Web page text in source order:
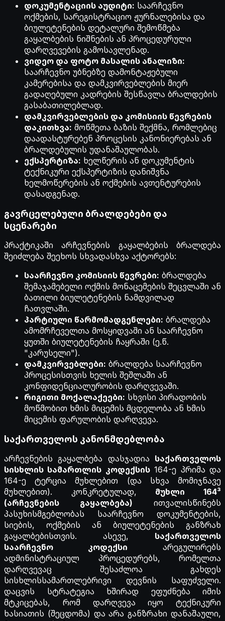
დოკუმენტაციის აუდიტი: საარჩევნო
ოქმების, სარეგისტრაციო ჟურნალებისა და
ბიულეტენების დეტალური შემოწმება
გაყალბების ნიშნების ან პროცედურული
დარღვევების გამოსავლენად.
ვიდეო და ფოტო მასალის ანალიზი:
საარჩევნო უბნებზე დამონტაჟებული
კამერებისა და დამკვირვებლების მიერ
გადაღებული კადრების შესწავლა ბრალდების
გასაბათილებლად.
დამკვირვებლების და კომისიის წევრების
დაკითხვა: მოწმეთა ბაზის შექმნა, რომლებიც
დაადასტურებენ პროცესის კანონიერებას ან
ბრალდებულის უდანაშაულობას.
ექსპერტიზა: ხელწერის ან დოკუმენტის
ტექნიკური ექსპერტიზის დანიშვნა
ხელმოწერების ან ოქმების ავთენტურების
დასადგენად.
გავრცელებული ბრალდებები და
სცენარები
პრაქტიკაში არჩევნების გაყალბების ბრალდება
შეიძლება შეეხოს სხვადასხვა აქტორებს:
საარჩევნო კომისიის წევრები: ბრალდება
შემაჯამებელი ოქმის მონაცემების შეცვლაში ან
ბათილი ბიულეტენების ნამდვილად
ჩათვლაში.
პარტიული წარმომადგენლები: ბრალდება
ამომრჩეველთა მოსყიდვაში ან საარჩევნო
ყუთში ბიულეტენების ჩაყრაში (ე.წ.
"კარუსელი").
დამკვირვებლები: ბრალდება საარჩევნო
პროცესისთვის ხელის შეშლაში ან
კონფიდენციალურობის დარღვევაში.
რიგითი მოქალაქეები: სხვისი პირადობის
მოწმობით ხმის მიცემის მცდელობა ან ხმის
მიცემის ფარულობის დარღვევა.
საქართველოს კანონმდებლობა
არჩევნების გაყალბება დასჯადია საქართველოს
სისხლის სამართლის კოდექსის164-ე პრიმა და
164-ე ტერცია მუხლებით (და სხვა მომიჯნავე
მუხლებით). კონკრეტულად, მუხლი 164³
(არჩევნების გაყალბება) ითვალისწინებს
პასუხისმგებლობას საარჩევნო დოკუმენტების,
სიების, ოქმების ან ბიულეტენების განზრახ
გაყალბებისთვის. ასევე, საქართველოს
საარჩევნო კოდექსი არეგულირებს
ადმინისტრაციულ პროცედურებს, რომელთა
დარღვევაც შესაძლოა გახდეს
სისხლისსამართლებრივი დევნის საფუძველი.
დაცვის სტრატეგია ხშირად ეფუძნება იმის
მტკიცებას, რომ დარღვევა იყო ტექნიკური
ხასიათის (შეცდომა) და არა განზრახი დანაშაული,